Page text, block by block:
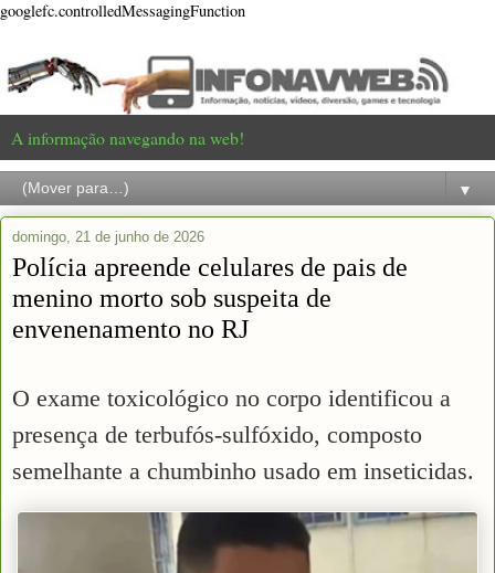
googlefc.controlledMessagingFunction
A informação navegando na web!
▼
domingo, 21 de junho de 2026
Polícia apreende celulares de pais de
menino morto sob suspeita de
envenenamento no RJ
O exame toxicológico no corpo identificou a
presença de terbufós-sulfóxido, composto
semelhante a chumbinho usado em inseticidas.